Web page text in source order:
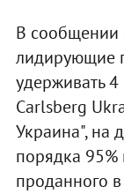
В сообщении
лидирующие
удерживать
Carlsberg
Украина", на
порядка 95%
проданного